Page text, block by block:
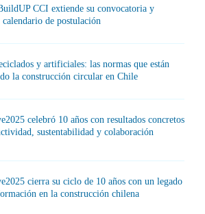
CCI extiende su convocatoria y
calendario de postulación
y artificiales: las normas que están
la construcción circular en Chile
celebró 10 años con resultados concretos
sustentabilidad y colaboración
cierra su ciclo de 10 años con un legado
en la construcción chilena